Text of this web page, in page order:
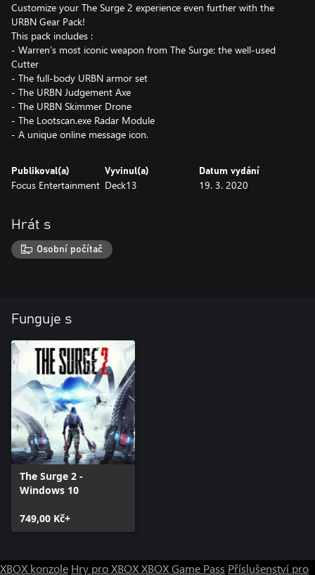
Customize your The Surge 2 experience even further with the
URBN Gear Pack!
This pack includes :
- Warren’s most iconic weapon from The Surge: the well-used
Cutter
- The full-body URBN armor set
- The URBN Judgement Axe
- The URBN Skimmer Drone
- The Lootscan.exe Radar Module
- A unique online message icon.
Publikoval(a)
Focus Entertainment
Vyvinul(a)
Deck13
Datum vydání
19. 3. 2020
Hrát s
Osobní počítač
Funguje s
The Surge 2 -
Windows 10
749,00 Kč+
XBOX konzole Hry pro XBOXXBOX Game Pass Příslušenství pro